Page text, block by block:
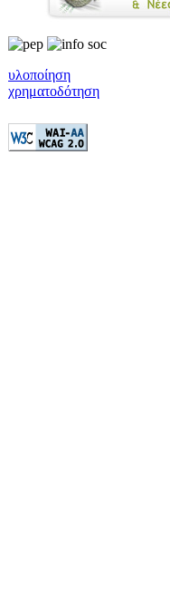
υλοποίηση
χρηματοδότηση